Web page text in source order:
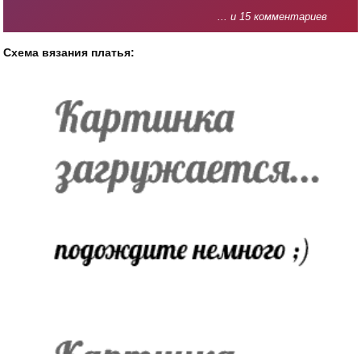
... и 15 комментариев
Схема вязания платья: